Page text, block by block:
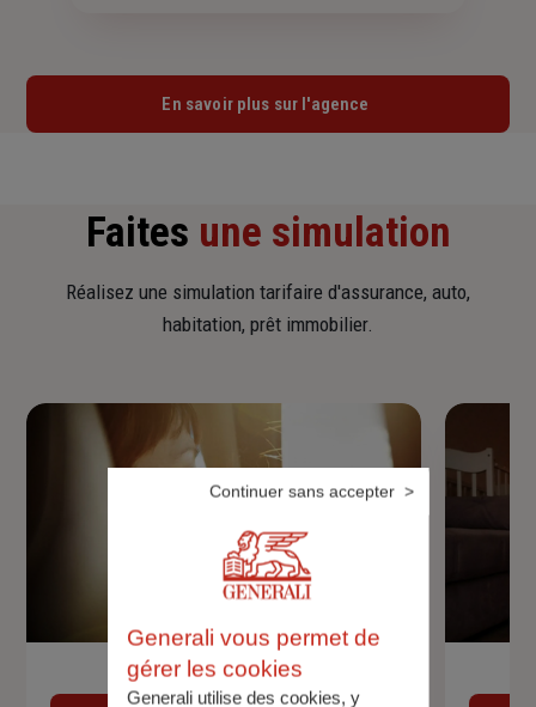
En savoir plus sur l'agence
Faites une simulation
Réalisez une simulation tarifaire d'assurance, auto,
habitation, prêt immobilier.
Devis assurance auto
Generali vous permet de
gérer les cookies
Generali utilise des cookies, y
Continuer sans accepter